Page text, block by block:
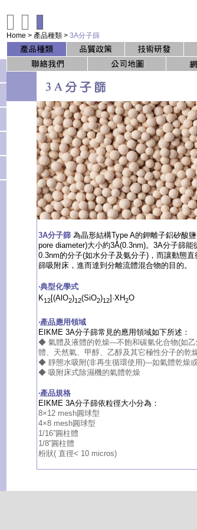
Home > 產品種類 > 3A分子篩
3A分子篩 為晶形結構Type A的鉀離子鋁矽酸
pore diameter)大小約3Å(0.3nm)。3A分子篩
0.3nm的分子(如水分子及氨分子)，而讓動態
篩吸附床，進而達到分離流體混合物的目的。
‧典型化學式
K12[(AlO2)12(SiO2)12]·XH2O
‧產品應用領域
EIKME 3A分子篩常見的應用領域如下所述：
◆ 氣體及液體的乾燥---不飽和碳氫化合物(如
體、天然氣、甲醇、乙醇及其它極性分子的乾燥
◆ 靜態水吸附(非再生循環使用)---如氣體乾燥
◆ 吸附床式除濕機的氣體乾燥
‧產品規格
EIKME 3A分子篩依粒徑大小分為：
8×12 mesh圓球型
4×8 mesh圓球型
1/16”圓柱體
1/8”圓柱體
粉狀( 直徑< 10 micros)